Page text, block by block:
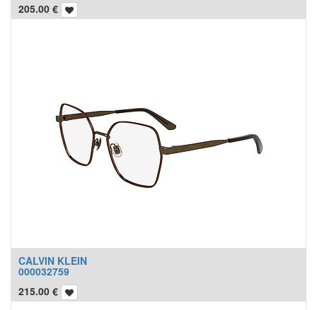
205.00 €
CALVIN KLEIN
000032759
215.00 €